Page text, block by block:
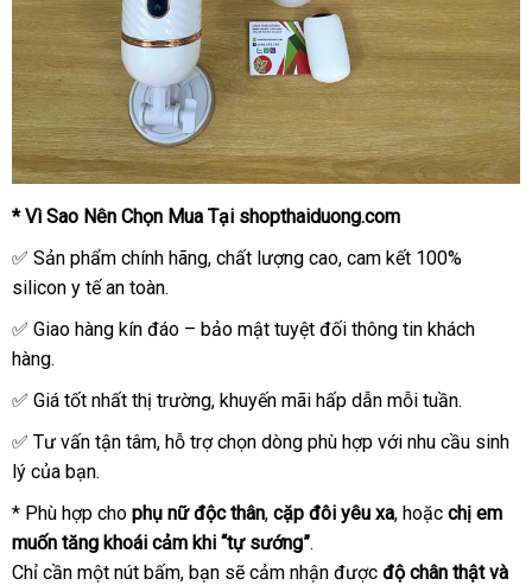
* Vì Sao Nên Chọn Mua Tại shopthaiduong.com
✅ Sản phẩm chính hãng, chất lượng cao, cam kết 100%
silicon y tế an toàn.
✅ Giao hàng kín đáo – bảo mật tuyệt đối thông tin khách
hàng.
✅ Giá tốt nhất thị trường, khuyến mãi hấp dẫn mỗi tuần.
✅ Tư vấn tận tâm, hỗ trợ chọn dòng phù hợp với nhu cầu sinh
lý của bạn.
* Phù hợp cho phụ nữ độc thân, cặp đôi yêu xa, hoặc chị em
muốn tăng khoái cảm khi “tự sướng”.
Chỉ cần một nút bấm, bạn sẽ cảm nhận được độ chân thật và